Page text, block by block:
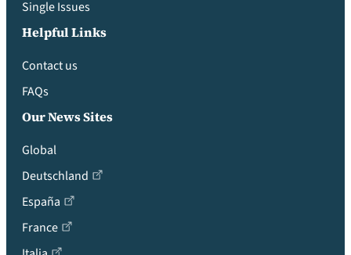
Single Issues
Helpful Links
Contact us
FAQs
Our News Sites
Global
Deutschland
España
France